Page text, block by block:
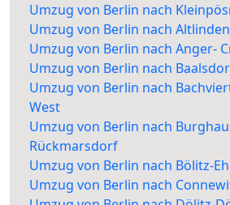
Umzug von Berlin nach
Umzug von Berlin nach
Umzug von Berlin nach Anger-
Umzug von Berlin nach
Umzug von Berlin nach
West
Umzug von Berlin nach
Rückmarsdorf
Umzug von Berlin nach Bölitz-
Umzug von Berlin nach